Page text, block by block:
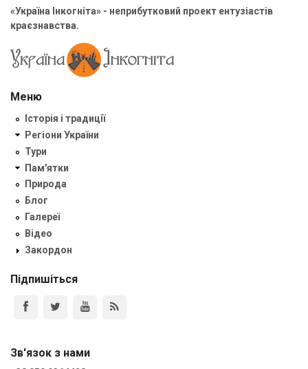
«Україна Інкогніта» - неприбутковий проект ентузіастів
краєзнавства.
Меню
Історія і традиції
Регіони України
Тури
Пам'ятки
Природа
Блог
Галереї
Відео
Закордон
Підпишіться
Зв'язок з нами